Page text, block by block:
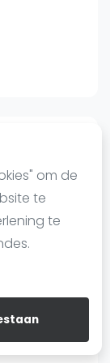
om de
te
te